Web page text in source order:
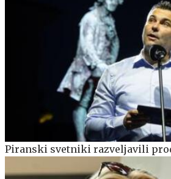
Piranski svetniki razveljavili